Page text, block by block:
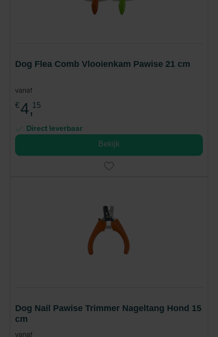
Dog Flea Comb Vlooienkam Pawise 21 cm
vanaf
€ 4,15
Direct leverbaar
Bekijk
Dog Nail Pawise Trimmer Nageltang Hond 15
cm
vanaf